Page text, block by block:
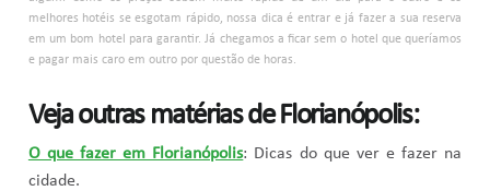
melhores hotéis se esgotam rápido, nossa dica é entrar e já fazer a sua reserva
em um bom hotel para garantir. Já chegamos a ficar sem o hotel que queríamos
e pagar mais caro em outro por questão de horas.
Veja outras matérias de Florianópolis:
O que fazer em Florianópolis: Dicas do que ver e fazer na
cidade.